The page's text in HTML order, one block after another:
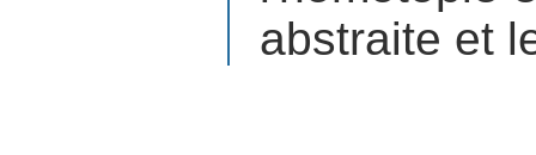
abstraite et